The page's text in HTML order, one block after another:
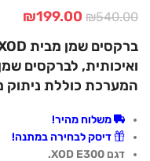
₪540.00
המחיר
היה:
₪540.00.
₪199.00
הוא:
ואיכותית, לברקסים
המערכת כוללת
משלוח מהיר!
דיסק לבחירה במתנה!
דגם XOD E300.